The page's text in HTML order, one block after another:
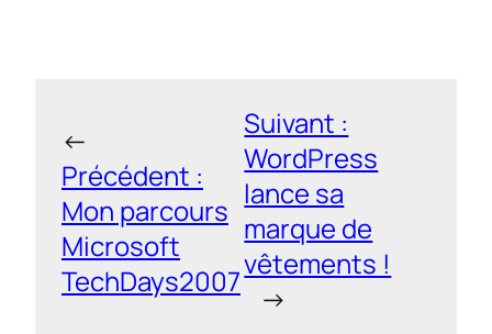
←
Précédent :
Mon parcours
Microsoft
TechDays2007
Suivant :
WordPress
lance sa
marque de
vêtements !
→